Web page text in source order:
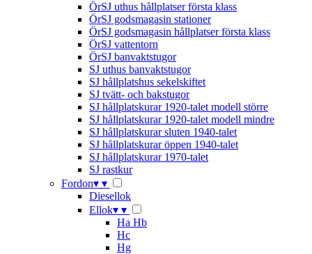
ÖrSJ uthus hållplatser första klass
ÖrSJ godsmagasin stationer
ÖrSJ godsmagasin hållplatser första klass
ÖrSJ vattentorn
ÖrSJ banvaktstugor
SJ uthus banvaktstugor
SJ hållplatshus sekelskiftet
SJ tvätt- och bakstugor
SJ hållplatskurar 1920-talet modell större
SJ hållplatskurar 1920-talet modell mindre
SJ hållplatskurar sluten 1940-talet
SJ hållplatskurar öppen 1940-talet
SJ hållplatskurar 1970-talet
SJ rastkur
Fordon▾ ▾
Diesellok
Ellok▾ ▾
Ha Hb
Hc
Hg